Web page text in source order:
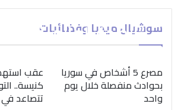
سوشيال ميديا وفضائيات
بمناسبة اليوم
“الصحة العالمية” تؤكد
ضرورة اتباع نهج
لمواجهة إدمان
مصرع 5 أشخاص في سوريا
بحوادث منفصلة خلال يوم
واحد
عقب
كنيسة..
تتصاعد في